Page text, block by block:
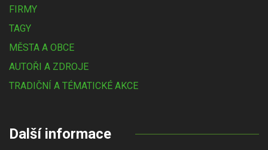
FIRMY
TAGY
MĚSTA A OBCE
AUTOŘI A ZDROJE
TRADIČNÍ A TÉMATICKÉ AKCE
Další informace